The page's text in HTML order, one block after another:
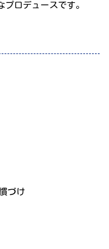
ロデュースです。
づけ